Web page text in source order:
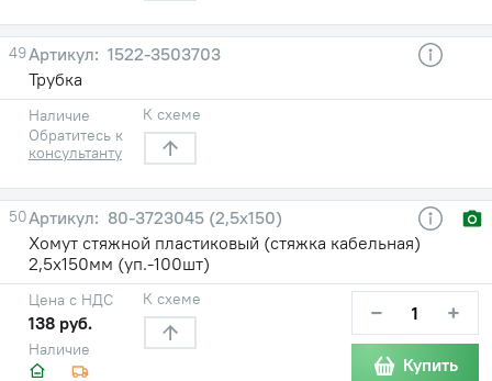
49
1522-3503703
Трубка
Наличие
Обратитесь к
консультанту
К схеме
50
80-3723045 (2,5х150)
Хомут стяжной пластиковый (стяжка кабельная)
2,5х150мм (уп.-100шт)
Наличие
Цена с НДС
138 руб.
К схеме − +
Купить